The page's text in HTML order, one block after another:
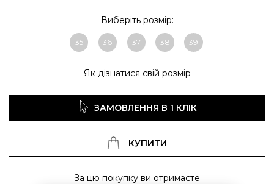
Виберіть розмір:
35 36 37 38 39
Як дізнатися свій розмір
ЗАМОВЛЕННЯ В 1 КЛІК
КУПИТИ
За цю покупку ви отримаєте